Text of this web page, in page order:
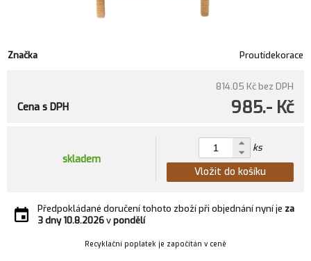
Značka Proutídekorace
814.05 Kčbez DPH
985.- Kč
Cena s DPH
skladem
ks
Vložit do košíku
Předpokládané doručení tohoto zboží při objednání nyní je za
3 dny10.8.2026vpondělí
Recyklační poplatek je započítán v ceně